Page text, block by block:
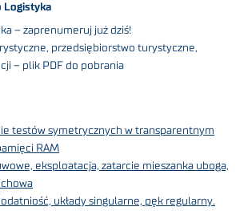
Logistyka
– zaprenumeruj już dziś!
przedsiębiorstwo turystyczne,
– plik PDF do pobrania
testów symetrycznych w transparentnym
RAM
eksploatacja, zatarcie mieszanka uboga,
układy singularne, pęk regularny.